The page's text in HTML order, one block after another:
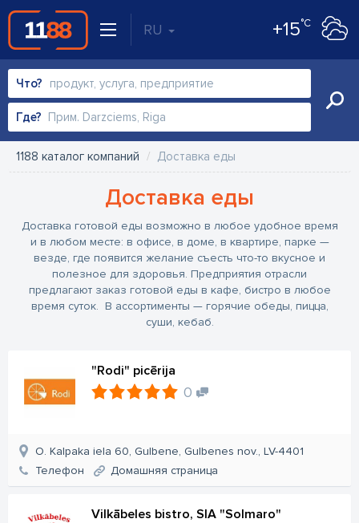
RU +15°C
Что?
Где?
1188 каталог компаний Доставка еды
Доставка еды
Доставка готовой еды возможно в любое удобное время
и в любом месте: в офисе, в доме, в квартире, парке —
везде, где появится желание съесть что-то вкусное и
полезное для здоровья. Предприятия отрасли
предлагают заказ готовой еды в кафе, бистро в любое
время суток. В ассортименты — горячие обеды, пицца,
суши, кебаб.
"Rodi" picērija
0
O. Kalpaka iela 60, Gulbene, Gulbenes nov., LV-4401
Телефон
Домашняя страница
Vilkābeles bistro, SIA "Solmaro"